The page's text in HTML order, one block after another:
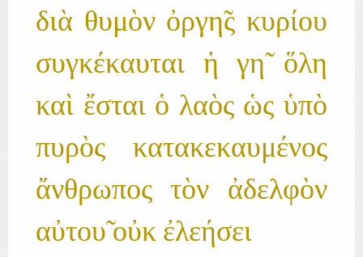
διὰ θυμὸν ὀργη̃ς κυρίου
συγκέκαυται ἡ γη̃ ὅλη
καὶ ἔσται ὁ λαὸς ὡς ὑπὸ
πυρὸς κατακεκαυμένος
ἄνθρωπος τὸν ἀδελφὸν
αὐτου̃ οὐκ ἐλεήσει